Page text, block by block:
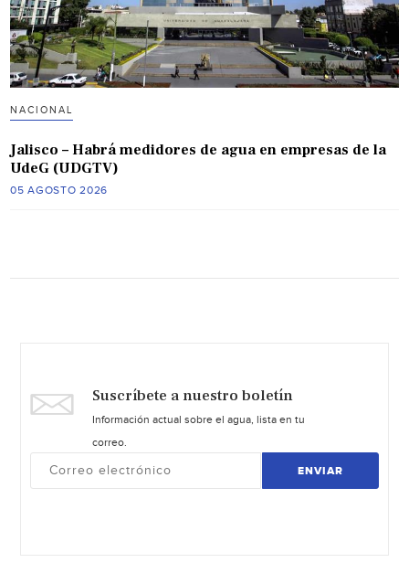
NACIONAL
Jalisco – Habrá medidores de agua en empresas de la
UdeG (UDGTV)
05 AGOSTO 2026
Suscríbete a nuestro boletín
Información actual sobre el agua, lista en tu
correo.
ENVIAR